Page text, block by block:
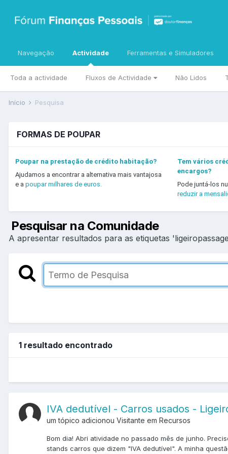
Navegação Actividade
Toda a actividade Fluxos de Actividade Não Lidos
Ferramentas e Simuladores
Início Pesquisa
FORMAS DE POUPAR
Poupar na prestação de crédito habitação?
Ajudamos a encontrar a alternativa mais vantajosa
e a poupar milhares de euros.
Tem vários
encargos?
Pode juntá-los
reduzir a
Pesquisar na Comunidade
A apresentar resultados para as etiquetas
1 resultado encontrado
IVA dedutível - Carros usados -
um tópico adicionou Visitante em Recursos
Bom dia! Abri atividade no passado mês de junho.
stands carros que dizem "IVA dedutível". A minha